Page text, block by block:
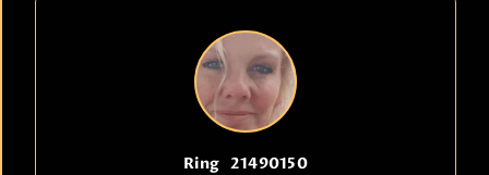
Ring 21490150